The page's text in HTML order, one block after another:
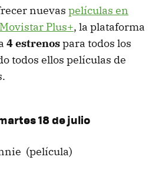
nuevas películas en
Plus+, la plataforma
4 estrenospara todos los
todos ellos películas de
18 de julio
(película)